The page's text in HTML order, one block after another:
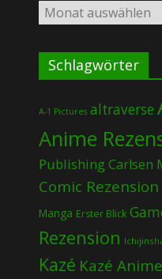
Archiv
Schlagwörter
A-1 Pictures altraverse
Anime
PublishingCarlsen
Comic Rezension
Manga Erster Blick
Rezension
Kazé Kazé Anime